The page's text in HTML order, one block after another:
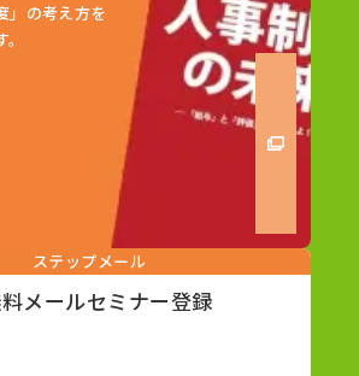
」の考え方を
ステップメール
メールセミナー登録